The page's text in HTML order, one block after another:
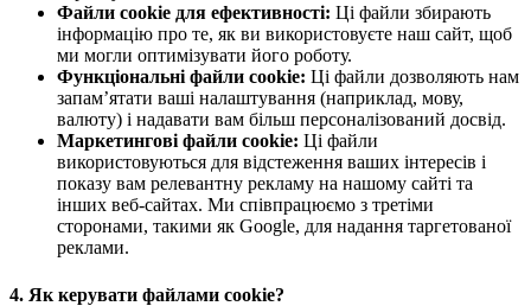
Файли cookie для ефективності: Ці файли збирають
інформацію про те, як ви використовуєте наш сайт, щоб
ми могли оптимізувати його роботу.
Функціональні файли cookie: Ці файли дозволяють нам
запам’ятати ваші налаштування (наприклад, мову,
валюту) і надавати вам більш персоналізований досвід.
Маркетингові файли cookie: Ці файли
використовуються для відстеження ваших інтересів і
показу вам релевантну рекламу на нашому сайті та
інших веб-сайтах. Ми співпрацюємо з третіми
сторонами, такими як Google, для надання таргетованої
реклами.
4. Як керувати файлами cookie?